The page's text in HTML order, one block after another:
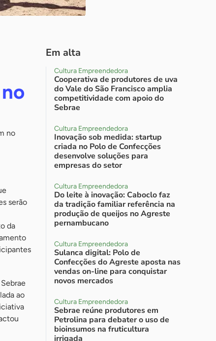
no
serão
da
ao
Em alta
Cultura Empreendedora
Cooperativa de produtores de uva
do Vale do São Francisco amplia
competitividade com apoio do
Sebrae
Cultura Empreendedora
Inovação sob medida: startup
criada no Polo de Confecções
desenvolve soluções para
empresas do setor
Cultura Empreendedora
Do leite à inovação: Caboclo faz
da tradição familiar referência na
produção de queijos no Agreste
pernambucano
Cultura Empreendedora
Sulanca digital: Polo de
Confecções do Agreste aposta nas
vendas on-line para conquistar
novos mercados
Cultura Empreendedora
Sebrae reúne produtores em
Petrolina para debater o uso de
bioinsumos na fruticultura
irrigada